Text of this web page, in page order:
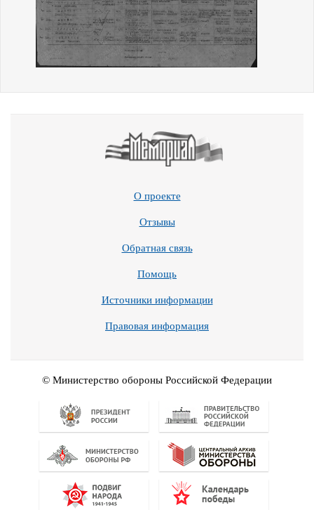
О проекте
Отзывы
Обратная связь
Помощь
Источники информации
Правовая информация
© Министерство обороны Российской Федерации